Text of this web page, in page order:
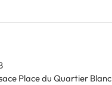
Place du Quartier Blanc